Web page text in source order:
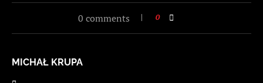
0 comments 0
MICHAŁ KRUPA